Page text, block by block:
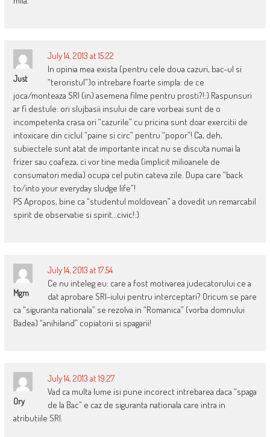
Just
July 14, 2013 at 15:22
In opinia mea exista (pentru cele doua cazuri, bac-ul si
“teroristul”)o intrebare foarte simpla: de ce
joca/monteaza SRI (in) asemena filme pentru prosti?!:) Raspunsuri
ar fi destule: ori slujbasii insului de care vorbeai sunt de o
incompetenta crasa ori “cazurile” cu pricina sunt doar exercitii de
intoxicare din ciclul “paine si circ” pentru “popor”! Ca, deh,
subiectele sunt atat de importante incat nu se discuta numai la
frizer sau coafeza, ci vor tine media (implicit milioanele de
consumatori media) ocupa cel putin cateva zile. Dupa care “back
to/into your everyday sludge life”!
PS Apropos, bine ca “studentul moldovean” a dovedit un remarcabil
spirit de observatie si spirit…civic!:)
Mgm
July 14, 2013 at 17:54
Ce nu inteleg eu: care a fost motivarea judecatorului ce a
dat aprobare SRI-iului pentru interceptari? Oricum se pare
ca “siguranta nationala” se rezolva in “Romanica” (vorba domnului
Badea) “anihiland” copiatorii si spagarii!
Ory
July 14, 2013 at 19:27
Vad ca multa lume isi pune incorect intrebarea daca “spaga
de la Bac” e caz de siguranta nationala care intra in
atributiile SRI.